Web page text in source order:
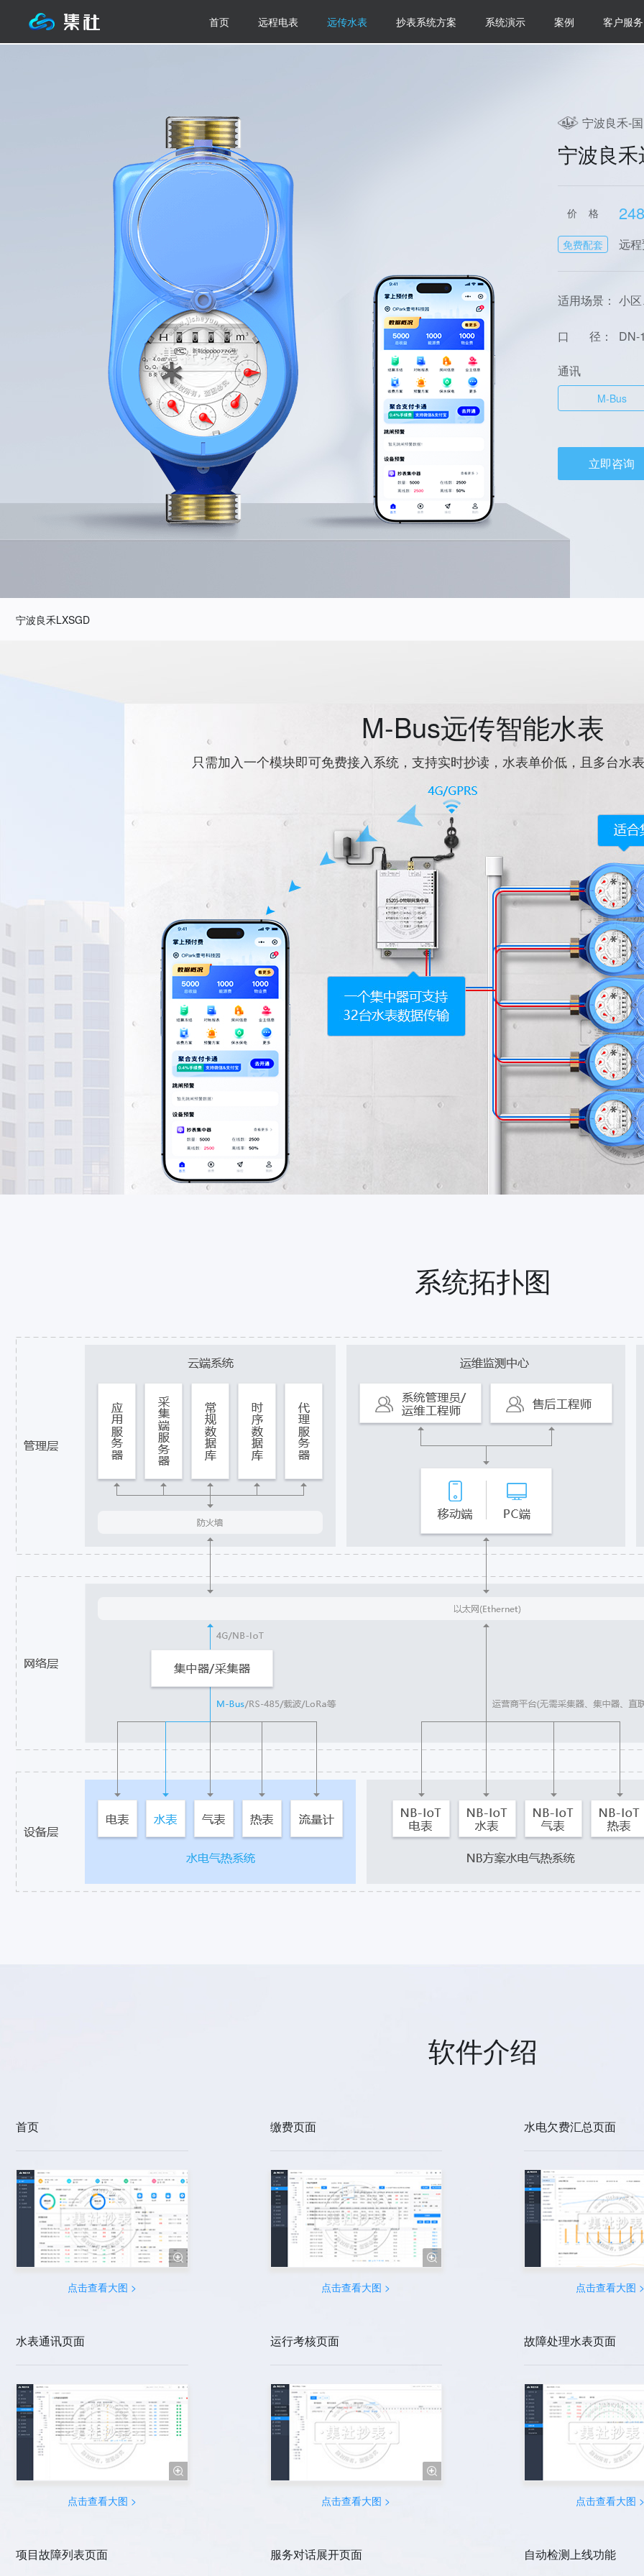
首页 远程电表 远传水表 抄表系统方案 系统演示 案例 客户服务
宁波良禾-
宁波良
价 格
免费配套 远
适用场景： 小
口 径： DN-
通讯
M-Bus
立即咨询
宁波良禾LXSGD
M-Bus远传智能水表
只需加入一个模块即可免费接入系统，支持实时抄读，水表单价低，且多台水
系统拓扑图
软件介绍
首页

点击查看大图 >
缴费页面

点击查看大图 >
水电欠费汇总页面
点击查看大图 >
水表通讯页面

点击查看大图 >
运行考核页面

点击查看大图 >
故障处理水表页面
点击查看大图 >
项目故障列表页面 服务对话展开页面 自动检测上线功能